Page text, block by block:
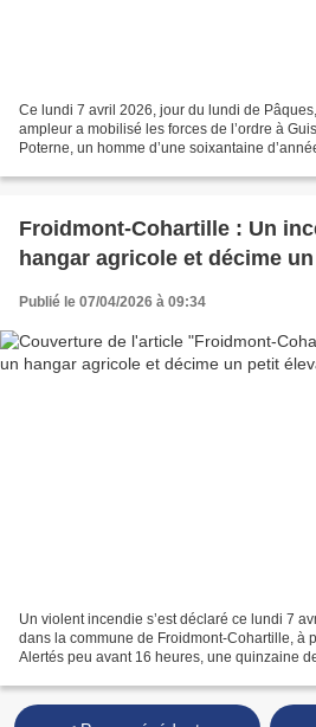
Ce lundi 7 avril 2026, jour du lundi de
ampleur a mobilisé les forces de l’ordre à
Poterne, un homme d’une soixantaine
Froidmont-Cohartille : Un
hangar agricole et décime
Publié le 07/04/2026 à 09:34
Un violent incendie s’est déclaré ce lundi 7
dans la commune de Froidmont-Cohartille, à
Alertés peu avant 16 heures, une quinzaine